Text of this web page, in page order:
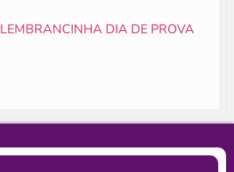
LEMBRANCINHA DIA DE PROVA